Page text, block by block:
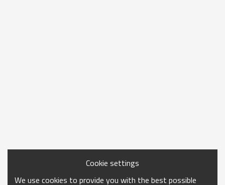
Cookie settings
We use cookies to provide you with the best possible